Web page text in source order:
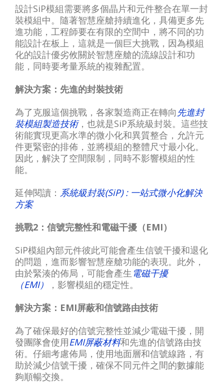
設計SiP模組需要將多個晶片和元件整合在單一封
裝模組中。隨著智慧座艙持續進化，具備更多先
進功能，工程師要在有限的空間中，將不同的功
能設計在板上，這就是一個巨大挑戰，因為模組
化的設計優劣攸關於智慧座艙的流線設計和功
能，同時要考量系統的複雜配置。
解決方案：先進的封裝技術
為了克服這個挑戰，各家製造商正在轉向 先進封
裝模組製造技術，也就是SiP系統級封裝。這些技
術能實現更高水準的微小化和異質整合，允許元
件更緊密的排佈，並將模組的整體尺寸最小化。
因此，解決了空間限制，同時不影響模組的性
能。
延伸閱讀： 系統級封裝(SiP) : 一站式微小化解決
方案
挑戰2：信號完整性和電磁干擾（EMI）
SiP模組內部元件彼此可能會產生信號干擾和退化
的問題，進而影響智慧座艙功能的表現。此外，
由於緊湊的佈局，可能會產生 電磁干擾
（EMI）
，影響模組的穩定性。
解決方案：EMI屏蔽和信號路由技術
為了確保最好的信號完整性並減少電磁干擾，開
發團隊會使用EMI屏蔽材料和先進的信號路由技
術。仔細考慮佈局，使用地面層和信號線路，有
助於減少信號干擾，確保不同元件之間的數據能
夠順暢交換。